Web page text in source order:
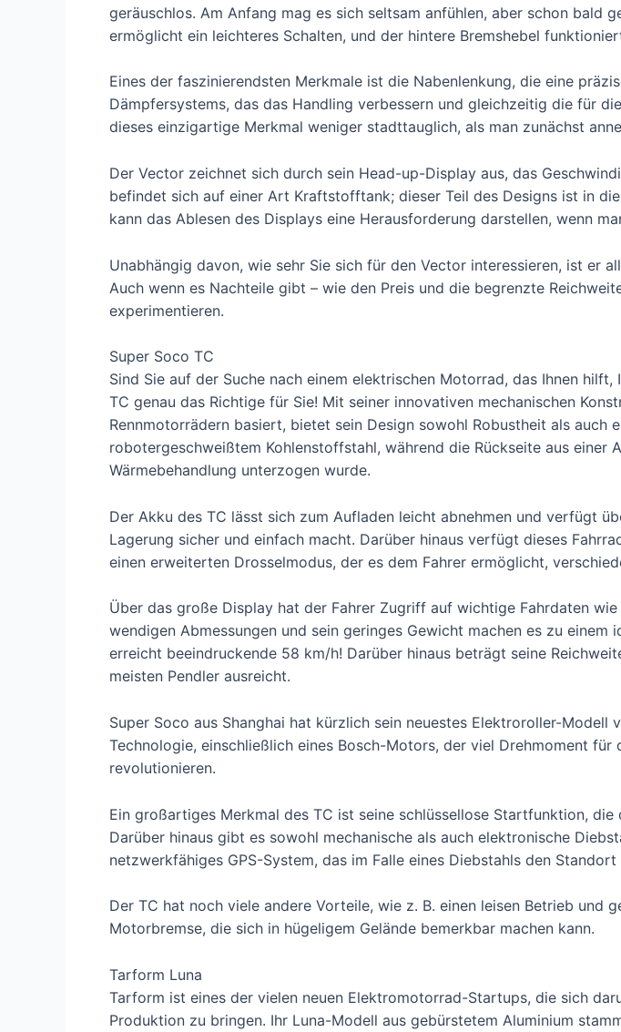
geräuschlos. Am Anfang mag es sich seltsam anfühlen, aber schon bald
ermöglicht ein leichteres Schalten, und der hintere Bremshebel
Eines der faszinierendsten Merkmale ist die Nabenlenkung, die eine
Dämpfersystems, das das Handling verbessern und gleichzeitig die für
dieses einzigartige Merkmal weniger stadttauglich, als man zunächst
Der Vector zeichnet sich durch sein Head-up-Display aus, das
befindet sich auf einer Art Kraftstofftank; dieser Teil des Designs ist in
kann das Ablesen des Displays eine Herausforderung darstellen, wenn
Unabhängig davon, wie sehr Sie sich für den Vector interessieren, ist er
Auch wenn es Nachteile gibt – wie den Preis und die begrenzte
experimentieren.
Super Soco TC
Sind Sie auf der Suche nach einem elektrischen Motorrad, das Ihnen
TC genau das Richtige für Sie! Mit seiner innovativen mechanischen
Rennmotorrädern basiert, bietet sein Design sowohl Robustheit als
robotergeschweißtem Kohlenstoffstahl, während die Rückseite aus einer
Wärmebehandlung unterzogen wurde.
Der Akku des TC lässt sich zum Aufladen leicht abnehmen und verfügt
Lagerung sicher und einfach macht. Darüber hinaus verfügt dieses
einen erweiterten Drosselmodus, der es dem Fahrer ermöglicht,
Über das große Display hat der Fahrer Zugriff auf wichtige Fahrdaten
wendigen Abmessungen und sein geringes Gewicht machen es zu
erreicht beeindruckende 58 km/h! Darüber hinaus beträgt seine
meisten Pendler ausreicht.
Super Soco aus Shanghai hat kürzlich sein neuestes Elektroroller-
Technologie, einschließlich eines Bosch-Motors, der viel Drehmoment
revolutionieren.
Ein großartiges Merkmal des TC ist seine schlüssellose Startfunktion,
Darüber hinaus gibt es sowohl mechanische als auch elektronische
netzwerkfähiges GPS-System, das im Falle eines Diebstahls den
Der TC hat noch viele andere Vorteile, wie z. B. einen leisen Betrieb
Motorbremse, die sich in hügeligem Gelände bemerkbar machen kann.
Tarform Luna
Tarform ist eines der vielen neuen Elektromotorrad-Startups, die sich
Produktion zu bringen. Ihr Luna-Modell aus gebürstetem Aluminium